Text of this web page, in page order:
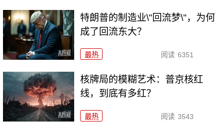
特朗普的制造业\"回流梦\"，为何
成了回流东大？
最热 阅读 6351
核牌局的模糊艺术：普京核红
线，到底有多红？
最热 阅读 3543